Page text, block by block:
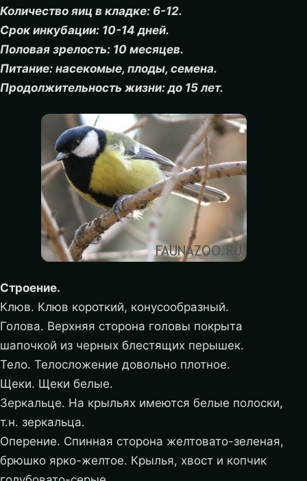
Количество яиц в кладке: 6-12.
Срок инкубации: 10-14 дней.
Половая зрелость: 10 месяцев.
Питание: насекомые, плоды, семена.
Продолжительность жизни: до 15 лет.
Строение.
Клюв. Клюв короткий, конусообразный.
Голова. Верхняя сторона головы покрыта
шапочкой из черных блестящих перышек.
Тело. Телосложение довольно плотное.
Щеки. Щеки белые.
Зеркальце. На крыльях имеются белые полоски,
т.н. зеркальца.
Оперение. Спинная сторона желтовато-зеленая,
брюшко ярко-желтое. Крылья, хвост и копчик